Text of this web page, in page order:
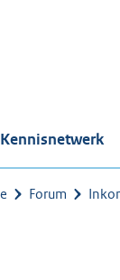
Kennisnetwerk
Forum